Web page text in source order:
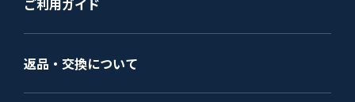
ご利用ガイド
返品・交換について